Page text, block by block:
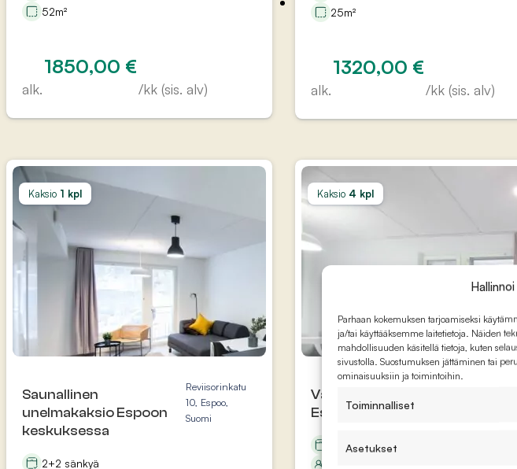
Parhaan kokemuksen tarjoamiseksi
ja/tai käyttääksemme laitetietoja. Näiden
mahdollisuuden käsitellä tietoja, kuten
sivustolla. Suostumuksen jättäminen tai
ominaisuuksiin ja toimintoihin.
Toiminnalliset
Asetukset
52m²
alk.
1850,00 €
/kk (sis. alv)
25m²
alk.
1320,00 €
/kk (sis. alv)
Kaksio 1 kpl
Saunallinen
unelmakaksio Espoon
keskuksessa
Reviisorinkatu
10, Espoo,
Suomi
2+2 sänkyä
Kaksio 4 kpl
Valoisa kaupunkikaksio
Espoon sydämessä
2+1 sänkyä